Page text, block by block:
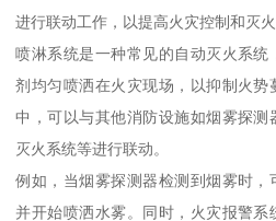
进行联动工作，以提高火灾控制和灭火
喷淋系统是一种常见的自动灭火系统
剂均匀喷洒在火灾现场，以抑制火
中，可以与其他消防设施如烟雾探
灭火系统等进行联动。
例如，当烟雾探测器检测到烟雾时，
并开始喷洒水雾。同时，火灾报警